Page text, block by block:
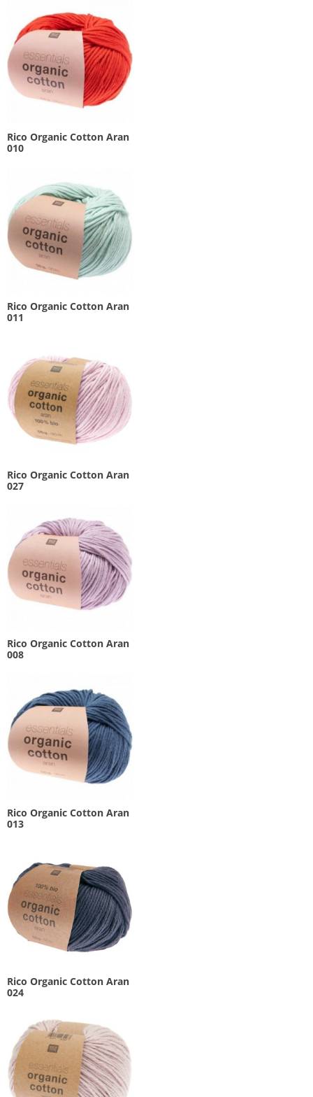
Rico Organic Cotton Aran
010
Rico Organic Cotton Aran
011
Rico Organic Cotton Aran
027
Rico Organic Cotton Aran
008
Rico Organic Cotton Aran
013
Rico Organic Cotton Aran
024